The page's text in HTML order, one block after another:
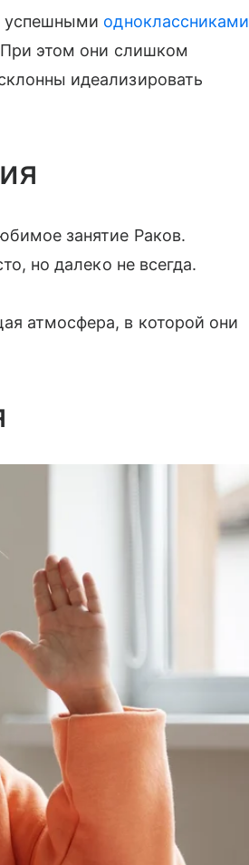
успешными одноклассниками
этом они слишком
идеализировать
занятие Раков.
но далеко не всегда.
атмосфера, в которой они